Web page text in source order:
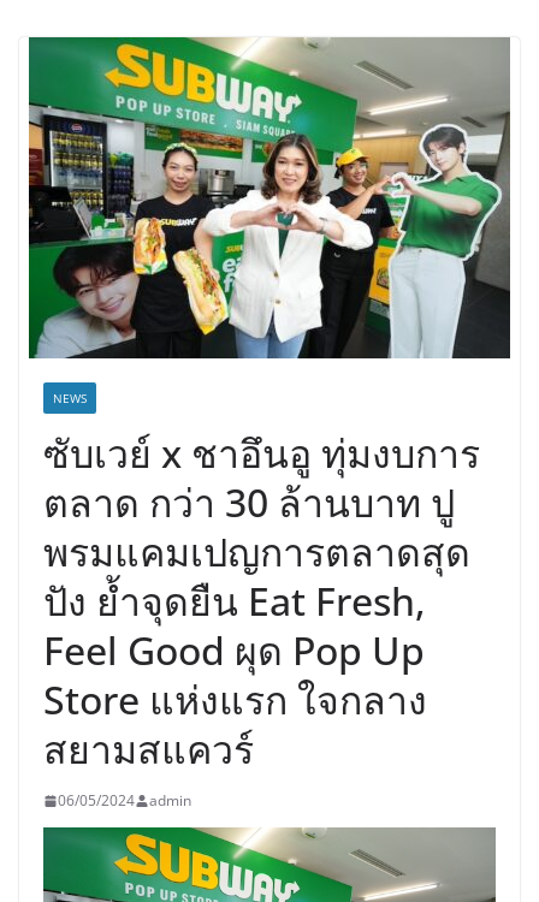
NEWS
ซับเวย์ x ชาอึนอู ทุ่มงบการ
ตลาด กว่า 30 ล้านบาท ปู
พรมแคมเปญการตลาดสุด
ปัง ย้ำจุดยืน Eat Fresh,
Feel Good ผุด Pop Up
Store แห่งแรก ใจกลาง
สยามสแควร์
06/05/2024 admin